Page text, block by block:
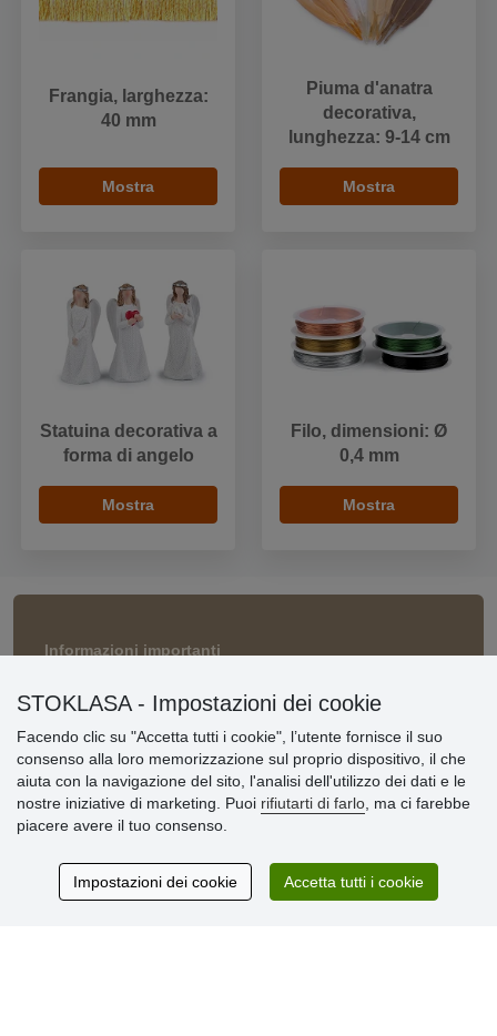
Frangia, larghezza:
40 mm
Mostra
Piuma d'anatra
decorativa,
lunghezza: 9-14 cm
Mostra
Statuina decorativa a
forma di angelo
Mostra
Filo, dimensioni: Ø
0,4 mm
Mostra
Informazioni importanti
» Termini & Condizioni
» Informativa sulla Privacy
» Consegna e pagamento
» Garanzia e resi
» Programma fedeltà
Recensioni
dei clienti
STOKLASA - Impostazioni dei cookie
Facendo clic su "Accetta tutti i cookie", l’utente fornisce il suo
consenso alla loro memorizzazione sul proprio dispositivo, il che
aiuta con la navigazione del sito, l'analisi dell'utilizzo dei dati e le
nostre iniziative di marketing. Puoi rifiutarti di farlo , ma ci farebbe
piacere avere il tuo consenso.
Impostazioni dei cookie Accetta tutti i cookie